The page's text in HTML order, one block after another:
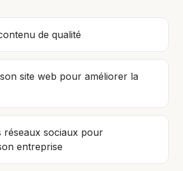
de qualité
site web pour améliorer la
réseaux sociaux pour
entreprise